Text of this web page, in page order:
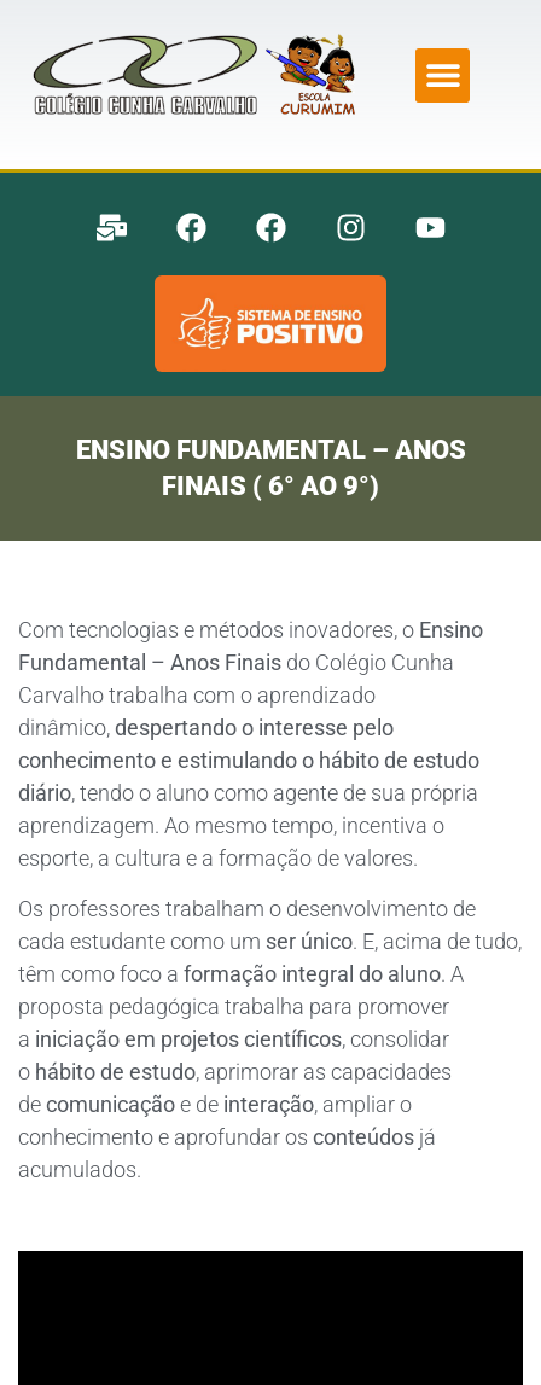
ENSINO FUNDAMENTAL – ANOS
FINAIS ( 6° AO 9°)
Com tecnologias e métodos inovadores, o Ensino
Fundamental – Anos Finais do Colégio Cunha
Carvalho trabalha com o aprendizado
dinâmico,despertando o interesse pelo
conhecimento e estimulando o hábito de estudo
diário, tendo o aluno como agente de sua própria
aprendizagem. Ao mesmo tempo, incentiva o
esporte, a cultura e a formação de valores.
Os professores trabalham o desenvolvimento de
cada estudante como um ser único. E, acima de tudo,
têm como foco a formação integral do aluno. A
proposta pedagógica trabalha para promover
a iniciação em projetos científicos, consolidar
o hábito de estudo, aprimorar as capacidades
decomunicaçãoe de interação, ampliar o
conhecimento e aprofundar os conteúdos já
acumulados.